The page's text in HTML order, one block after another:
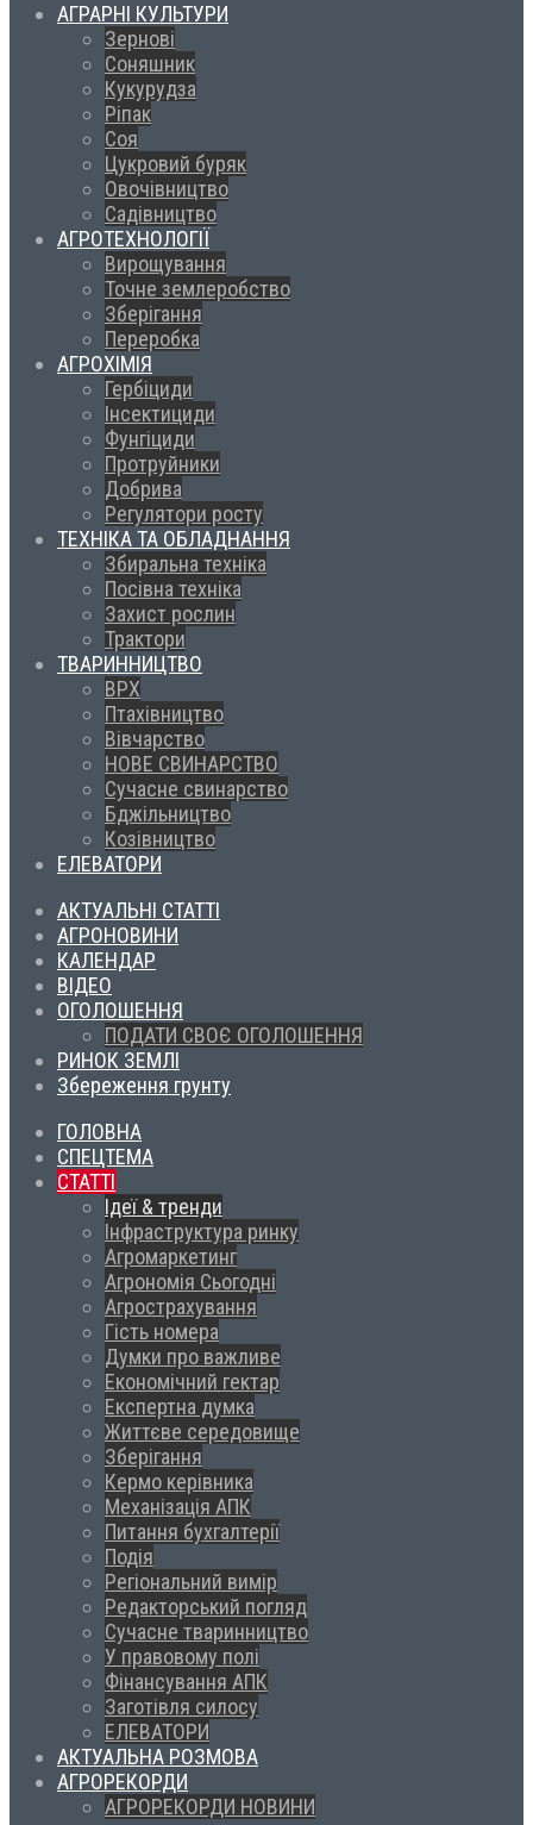
АГРАРНІ КУЛЬТУРИ
Зернові
Соняшник
Кукурудза
Ріпак
Соя
Цукровий буряк
Овочівництво
Садівництво
АГРОТЕХНОЛОГІЇ
Вирощування
Точне землеробство
Зберігання
Переробка
АГРОХІМІЯ
Гербіциди
Інсектициди
Фунгіциди
Протруйники
Добрива
Регулятори росту
ТЕХНІКА ТА ОБЛАДНАННЯ
Збиральна техніка
Посівна техніка
Захист рослин
Трактори
ТВАРИННИЦТВО
ВРХ
Птахівництво
Вівчарство
НОВЕ СВИНАРСТВО
Сучасне свинарство
Бджільництво
Козівництво
ЕЛЕВАТОРИ
АКТУАЛЬНІ СТАТТІ
АГРОНОВИНИ
КАЛЕНДАР
ВІДЕО
ОГОЛОШЕННЯ
ПОДАТИ СВОЄ ОГОЛОШЕННЯ
РИНОК ЗЕМЛІ
Збереження грунту
ГОЛОВНА
СПЕЦТЕМА
СТАТТІ
Ідеї & тренди
Інфраструктура ринку
Агромаркетинг
Агрономія Сьогодні
Агрострахування
Гість номера
Думки про важливе
Економічний гектар
Експертна думка
Життєве середовище
Зберігання
Кермо керівника
Механізація АПК
Питання бухгалтерії
Подія
Регіональний вимір
Редакторський погляд
Сучасне тваринництво
У правовому полі
Фінансування АПК
Заготівля силосу
ЕЛЕВАТОРИ
АКТУАЛЬНА РОЗМОВА
АГРОРЕКОРДИ
АГРОРЕКОРДИ НОВИНИ